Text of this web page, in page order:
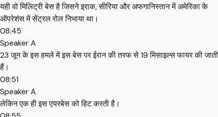
यही वो मिलिट्री बेस है जिसने इराक, सीरिया और अफगानिस्तान में अमेरिका के
ऑपरेशंस में सेंट्रल रोल निभाया था।
08:45
Speaker A
23 जून के इस हमले में इस बेस पर ईरान की तरफ से 19 मिसाइल्स फायर की जाती
हैं।
08:51
Speaker A
लेकिन एक ही इस एयरबेस को हिट करती है।